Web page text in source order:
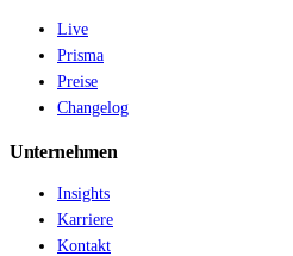
Live
Prisma
Preise
Changelog
Unternehmen
Insights
Karriere
Kontakt